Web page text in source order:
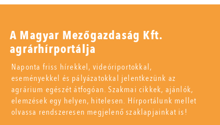
A Magyar Mezőgazdaság Kft.
agrárhírportálja
Naponta friss hírekkel, videóriportokkal,
eseményekkel és pályázatokkal jelentkezünk az
agrárium egészét átfogóan. Szakmai cikkek, ajánlók,
elemzések egy helyen, hitelesen. Hírportálunk mellet
olvassa rendszeresen megjelenő szaklapjainkat is!